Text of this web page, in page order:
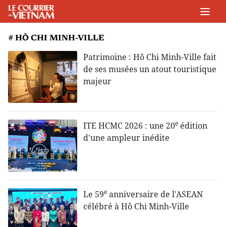
# HÔ CHI MINH-VILLE
Patrimoine : Hô Chi Minh-Ville fait
de ses musées un atout touristique
majeur
ITE HCMC 2026 : une 20e édition
d'une ampleur inédite
Le 59e anniversaire de l'ASEAN
célébré à Hô Chi Minh-Ville